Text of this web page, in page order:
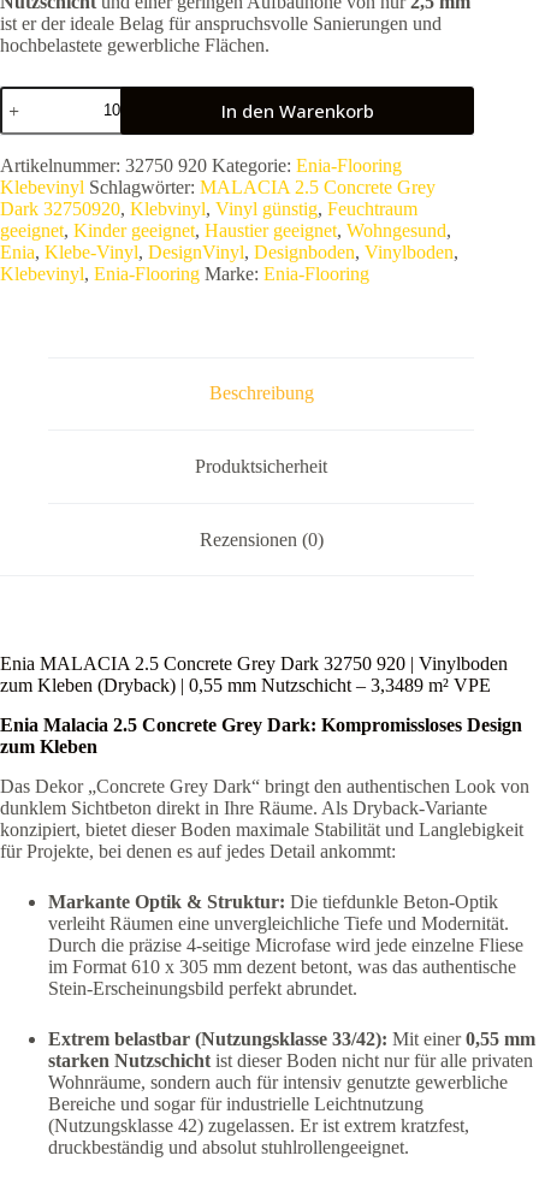
ist er der ideale Belag für anspruchsvolle Sanierungen und
hochbelastete gewerbliche Flächen.
Enia
MALACIA
2.5
Concrete
Grey
Dark
32750920
|
Vinylboden
zum
In den Warenkorb
Artikelnummer: 32750 920 Kategorie: Enia-Flooring
Klebevinyl Schlagwörter: MALACIA 2.5 Concrete Grey
Dark 32750920, Klebvinyl, Vinyl günstig, Feuchtraum
geeignet, Kinder geeignet, Haustier geeignet, Wohngesund,
Enia, Klebe-Vinyl, DesignVinyl, Designboden, Vinylboden,
Klebevinyl, Enia-Flooring Marke: Enia-Flooring
Beschreibung
Produktsicherheit
Rezensionen (0)
Enia MALACIA 2.5 Concrete Grey Dark 32750 920 | Vinylboden
zum Kleben (Dryback) | 0,55 mm Nutzschicht – 3,3489 m² VPE
Enia Malacia 2.5 Concrete Grey Dark: Kompromissloses Design
zum Kleben
Das Dekor „Concrete Grey Dark“ bringt den authentischen Look von
dunklem Sichtbeton direkt in Ihre Räume. Als Dryback-Variante
konzipiert, bietet dieser Boden maximale Stabilität und Langlebigkeit
für Projekte, bei denen es auf jedes Detail ankommt:
Markante Optik & Struktur: Die tiefdunkle Beton-Optik
verleiht Räumen eine unvergleichliche Tiefe und Modernität.
Durch die präzise 4-seitige Microfase wird jede einzelne Fliese
im Format 610 x 305 mm dezent betont, was das authentische
Stein-Erscheinungsbild perfekt abrundet.
Extrem belastbar (Nutzungsklasse 33/42): Mit einer0,55 mm
starken Nutzschicht ist dieser Boden nicht nur für alle privaten
Wohnräume, sondern auch für intensiv genutzte gewerbliche
Bereiche und sogar für industrielle Leichtnutzung
(Nutzungsklasse 42) zugelassen. Er ist extrem kratzfest,
druckbeständig und absolut stuhlrollengeeignet.